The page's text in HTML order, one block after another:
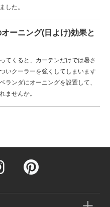
した。
ーニング(日よけ)効果と
てくると、カーテンだけでは暑さ
いクーラーを強くしてしまいます
ランダにオーニングを設置して、
ませんか。